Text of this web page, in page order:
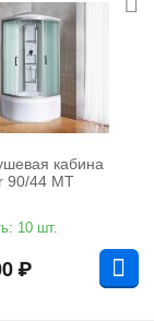
кабина
90/44 МТ
10 шт.
₽